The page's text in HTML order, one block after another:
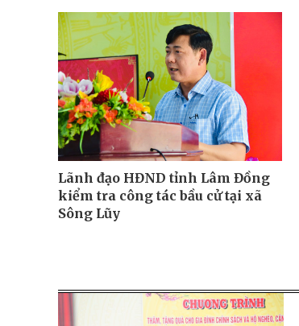
Lãnh đạo HĐND tỉnh Lâm Đồng
kiểm tra công tác bầu cử tại xã
Sông Lũy